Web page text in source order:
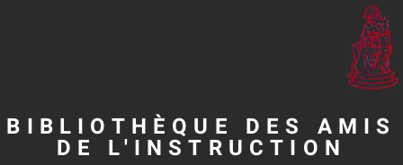
BIBLIOTHÈQUE DES AMIS
DE L'INSTRUCTION